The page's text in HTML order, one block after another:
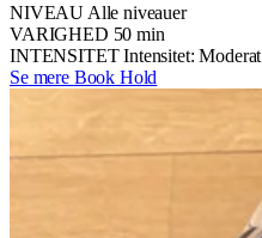
NIVEAU Alle niveauer
VARIGHED 50 min
INTENSITET Intensitet: Moderat
Se mere Book Hold